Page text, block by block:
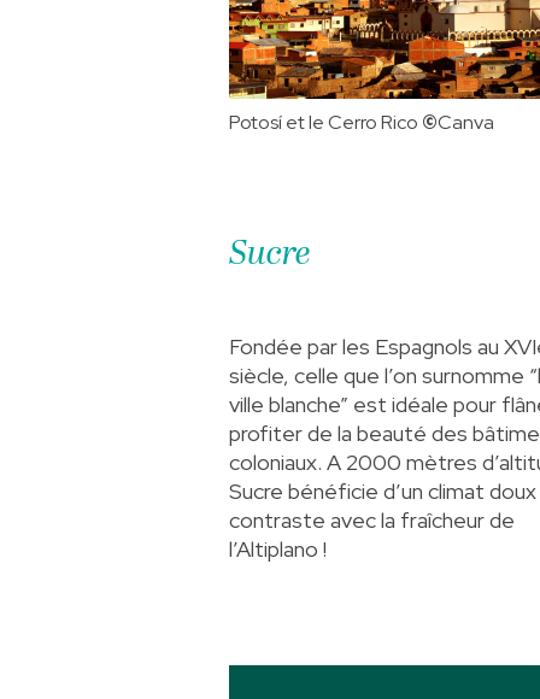
Potosí et le Cerro Rico ©️Canva
Sucre
Fondée par les Espagnols au
siècle, celle que l’on surnomme
ville blanche” est idéale pour
profiter de la beauté des
coloniaux. A 2000 mètres
Sucre bénéficie d’un climat doux
contraste avec la fraîcheur de
l’Altiplano !